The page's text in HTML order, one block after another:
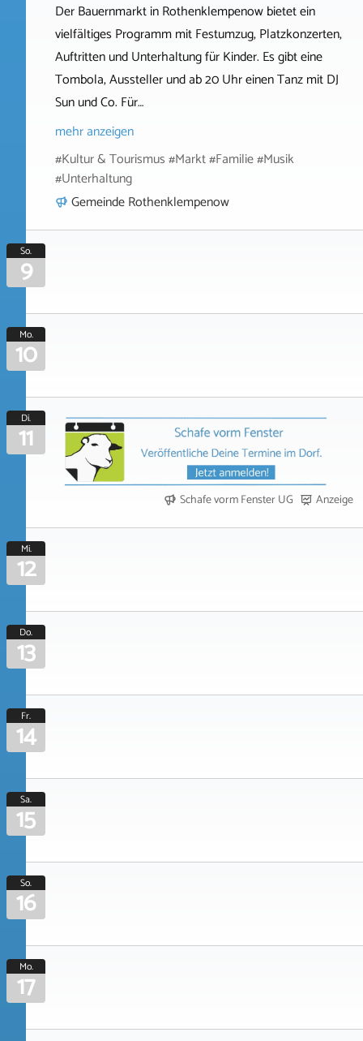
Der Bauernmarkt in Rothenklempenow bietet ein
vielfältiges Programm mit Festumzug, Platzkonzerten,
Auftritten und Unterhaltung für Kinder. Es gibt eine
Tombola, Aussteller und ab 20 Uhr einen Tanz mit DJ
Sun und Co. Für…
mehr anzeigen
#Kultur & Tourismus #Markt #Familie #Musik
#Unterhaltung
Gemeinde Rothenklempenow
So.
9
Mo.
10
Di.
11
Schafe vorm Fenster UG Anzeige
Mi.
12
Do.
13
Fr.
14
Sa.
15
So.
16
Mo.
17